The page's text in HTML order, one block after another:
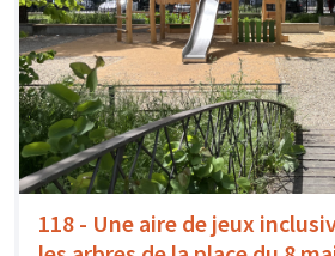
118 - Une aire de jeux